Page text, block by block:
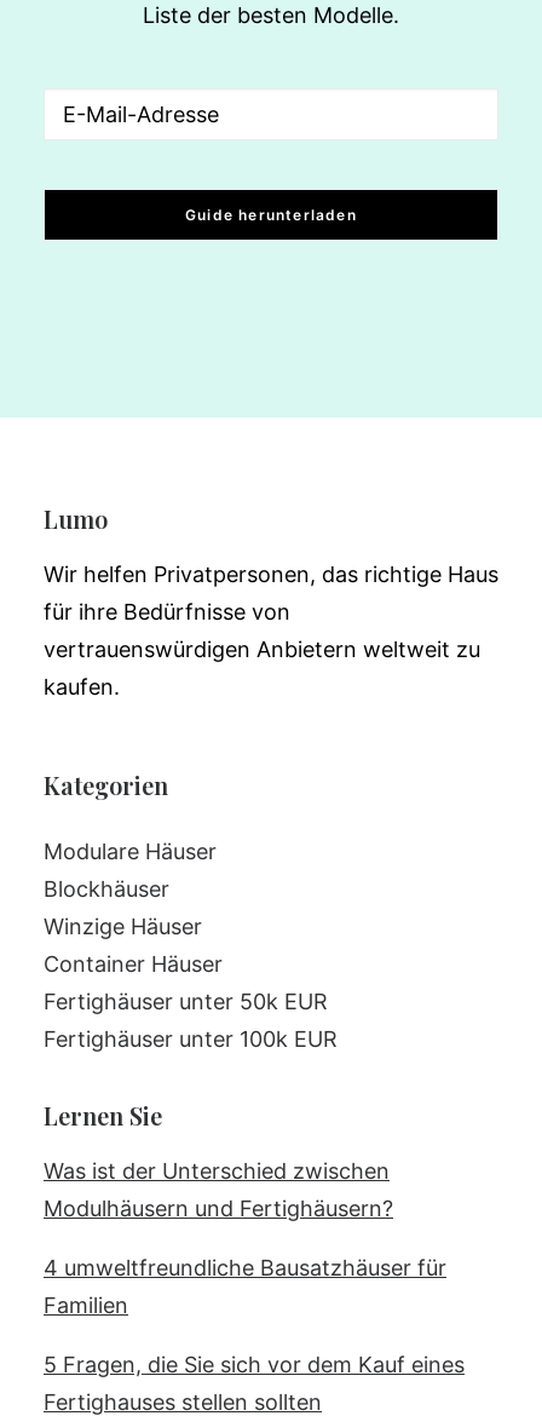
Liste der besten Modelle.
Email(erforderlich)
Lumo
Wir helfen Privatpersonen, das richtige Haus
für ihre Bedürfnisse von
vertrauenswürdigen Anbietern weltweit zu
kaufen.
Kategorien
Modulare Häuser
Blockhäuser
Winzige Häuser
Container Häuser
Fertighäuser unter 50k EUR
Fertighäuser unter 100k EUR
Lernen Sie
Was ist der Unterschied zwischen
Modulhäusern und Fertighäusern?
4 umweltfreundliche Bausatzhäuser für
Familien
5 Fragen, die Sie sich vor dem Kauf eines
Fertighauses stellen sollten